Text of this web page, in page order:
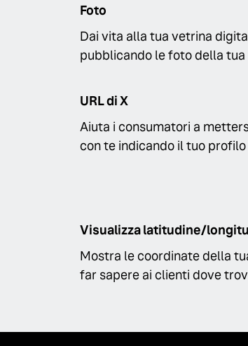
Foto
Dai vita alla tua vetrina
pubblicando le foto della tua
URL di X
Aiuta i consumatori a
con te indicando il tuo profilo
Visualizza latitudine/
Mostra le coordinate della
far sapere ai clienti dove